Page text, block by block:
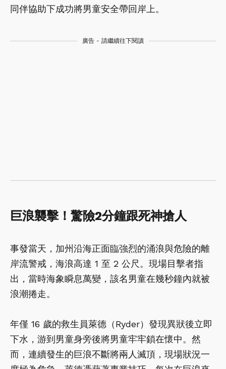
同伴協助下成功將男童安全帶回岸上。
廣告 - 請繼續往下閱讀
巨浪襲擊！驚險2分鐘跟死神搶人
事發當天，加州沿海正面臨強烈的涌浪與危險的離
岸流警戒，海浪高達 1 至 2 公尺。現場目擊者指
出，當時海象瞬息萬變，該名男童在幾秒鐘內就被
浪潮捲走。
年僅 16 歲的救生員萊德（Ryder）發現異狀後立即
下水，游到男童身旁後將男童牢牢鎖在懷中。然
而，連續發生的巨浪不斷將兩人滅頂，現場狀況一